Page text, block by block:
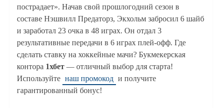
пострадает». Начав свой прошлогодний сезон в
составе Нэшвилл Предаторз, Экхольм забросил 6 шайб
и заработал 23 очка в 48 играх. Он отдал 3
результативные передачи в 6 играх плей-офф. Где
сделать ставку на хоккейные мачи? Букмекерская
контора 1хбет— отличный выбор для старта!
Используйте наш промокод и получите
гарантированный бонус!